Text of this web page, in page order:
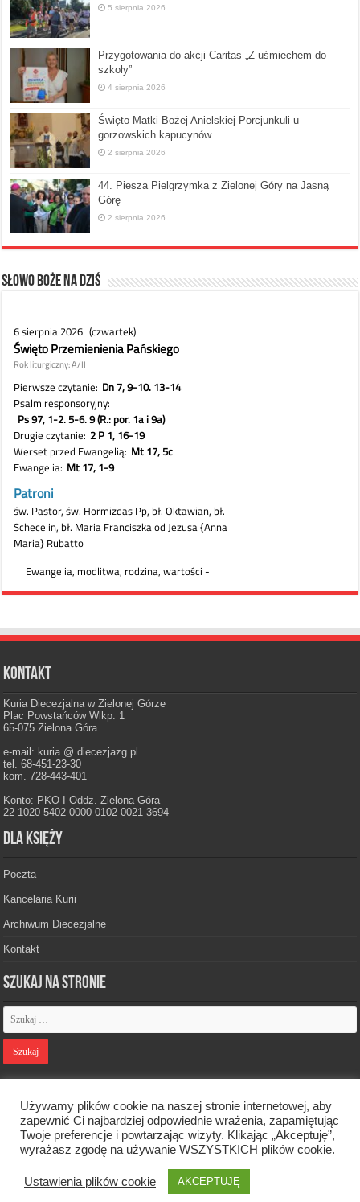
5 sierpnia 2026
Przygotowania do akcji Caritas „Z uśmiechem do
szkoły”
4 sierpnia 2026
Święto Matki Bożej Anielskiej Porcjunkuli u
gorzowskich kapucynów
2 sierpnia 2026
44. Piesza Pielgrzymka z Zielonej Góry na Jasną
Górę
2 sierpnia 2026
Słowo Boże na dziś
Kontakt
Kuria Diecezjalna w Zielonej Górze
Plac Powstańców Wlkp. 1
65-075 Zielona Góra
e-mail: kuria @ diecezjazg.pl
tel. 68-451-23-30
kom. 728-443-401
Konto: PKO I Oddz. Zielona Góra
22 1020 5402 0000 0102 0021 3694
Dla księży
Poczta
Kancelaria Kurii
Archiwum Diecezjalne
Kontakt
Szukaj na stronie
Designed by Webdawid
Oficjalna strona Diecezji Zielonogórsko-Gorzowskiej. © 2026. Wszelkie
prawa zastrzeżone.
Używamy plików cookie na naszej stronie internetowej, aby
zapewnić Ci najbardziej odpowiednie wrażenia, zapamiętując
Twoje preferencje i powtarzając wizyty. Klikając „Akceptuję”,
wyrażasz zgodę na używanie WSZYSTKICH plików cookie.
Ustawienia plików cookie AKCEPTUJĘ